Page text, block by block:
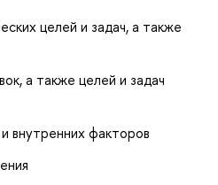
целей и задач, а также
а также целей и задач
внутренних факторов